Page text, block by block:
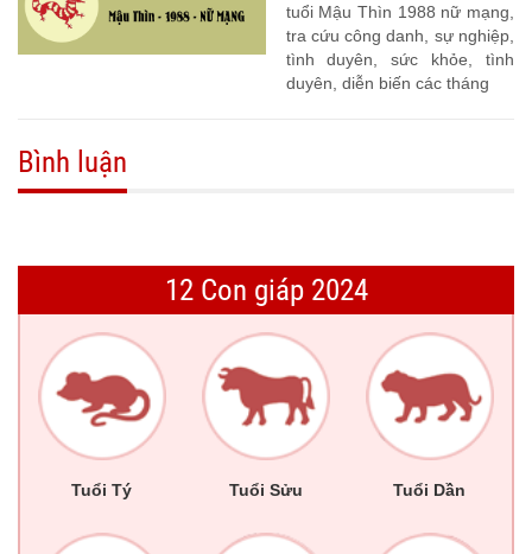
tuổi Mậu Thìn 1988 nữ mạng,
tra cứu công danh, sự nghiệp,
tình duyên, sức khỏe, tình
duyên, diễn biến các tháng
Bình luận
12 Con giáp 2024
Tuổi Tý Tuổi Sửu Tuổi Dần